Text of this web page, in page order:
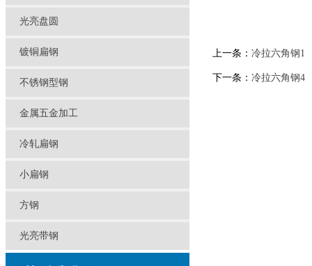
光亮盘圆
镀铜扁钢
不锈钢型钢
金属五金加工
冷轧扁钢
小扁钢
方钢
光亮带钢
上一条： 冷拉六角钢1
下一条： 冷拉六角钢4